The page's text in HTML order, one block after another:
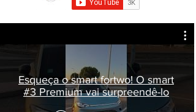
Esqueça o smart fortwo! O smart
#3 Premium vai surpreendê-lo